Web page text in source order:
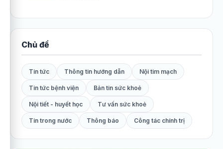
Chủ đề
Tin tức Thông tin hướng dẫn Nội tim mạch
Tin tức bệnh viện Bản tin sức khoẻ
Nội tiết - huyết học Tư vấn sức khoẻ
Tin trong nước Thông báo Công tác chính trị